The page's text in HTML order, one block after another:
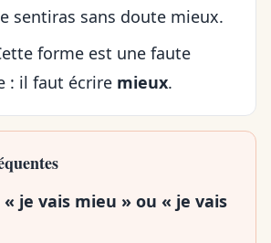
sentiras sans doute mieux.
forme est une faute
: il faut écrire mieux.
« je vais mieu » ou « je vais